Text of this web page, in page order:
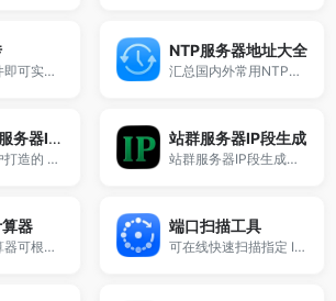
无需安装软件即可实现手机与电脑、电脑与电脑之间快速传输图片、文档、压缩包和文本内容。
NTP服务器地址大全
汇总国内外常用NTP时间同步服务器地址。
Liunx站群服务器IP提取
专为站群用户打造的 Linux 服务器 IP 提取工具，支持从 ip a 命令输出文本中快速提取出所有 IPv4 地址。适用于站群部署、服务器管理、SEO自动化运维等场景，纯前端处理，安全快捷。
站群服务器IP段生成
站群服务器IP段生成工具，支持批量输入 IP 区间并自动展开为完整IP列表，适用于站群部署、SEO分布系统、CDN节点管理、服务器运维等场景，永久免费使用。
器
网站带宽计算器可根据页面大小、当前带宽、打开时间和日均PV，快速估算服务器带宽需求、同时在线人数及月流量消耗，适用于网站优化、服务器配置和带宽预算评估。
端口扫描工具
可在线快速扫描指定 IP 或域名的常用端口是否开放